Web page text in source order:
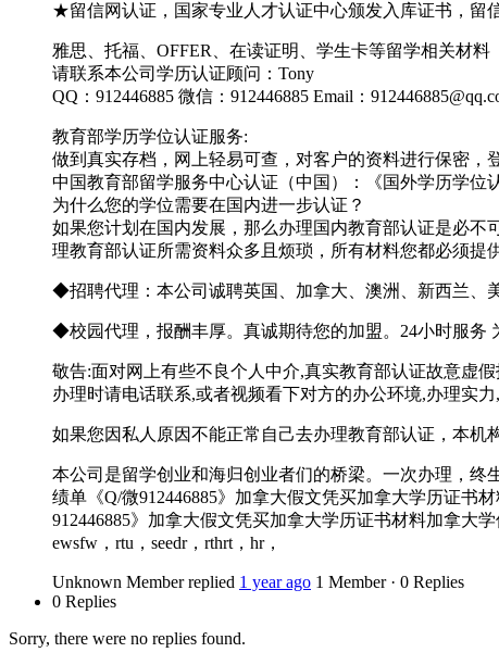
★留信网认证，国家专业人才认证中心颁发入库证书，留
雅思、托福、OFFER、在读证明、学生卡等留学相关材
请联系本公司学历认证顾问：Tony
QQ：912446885 微信：912446885 Email：
教育部学历学位认证服务:
做到真实存档，网上轻易可查，对客户的资料进行保密，
中国教育部留学服务中心认证（中国）：《国外学历学位
为什么您的学位需要在国内进一步认证？
如果您计划在国内发展，那么办理国内教育部认证是必
理教育部认证所需资料众多且烦琐，所有材料您都必须提
◆招聘代理：本公司诚聘英国、加拿大、澳洲、新西兰、
◆校园代理，报酬丰厚。真诚期待您的加盟。24小时服务
敬告:面对网上有些不良个人中介,真实教育部认证故意虚
办理时请电话联系,或者视频看下对方的办公环境,办理实力
如果您因私人原因不能正常自己去办理教育部认证，本机
本公司是留学创业和海归创业者们的桥梁。一次办理，
绩单《Q/微912446885》加拿大假文凭买加拿大学历证书
912446885》加拿大假文凭买加拿大学历证书材料加拿大学
ewsfw，rtu，seedr，rthrt，hr，
Unknown Member replied 1 year ago 1 Member · 0 Replies
0 Replies
Sorry, there were no replies found.